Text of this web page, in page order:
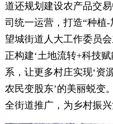
道还规划建设农产品交
司统一运营，打造“种植-
望城街道人大工作委员
正构建‘土地流转+科技
系，让更多村庄实现‘资
农民变股东’的美丽蜕变
全街道推广，为乡村振兴